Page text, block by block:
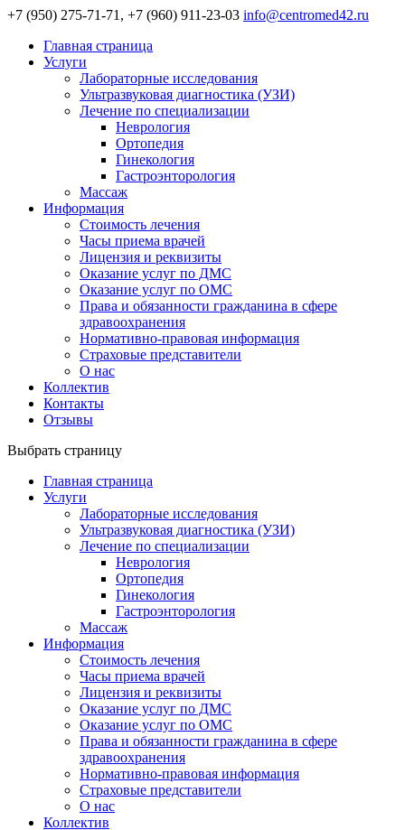
+7 (950) 275-71-71, +7 (960) 911-23-03 info@centromed42.ru
Главная страница
Услуги
Лабораторные исследования
Ультразвуковая диагностика (УЗИ)
Лечение по специализации
Неврология
Ортопедия
Гинекология
Гастроэнторология
Массаж
Информация
Стоимость лечения
Часы приема врачей
Лицензия и реквизиты
Оказание услуг по ДМС
Оказание услуг по ОМС
Права и обязанности гражданина в сфере
здравоохранения
Нормативно-правовая информация
Страховые представители
О нас
Коллектив
Контакты
Отзывы
Выбрать страницу
Главная страница
Услуги
Лабораторные исследования
Ультразвуковая диагностика (УЗИ)
Лечение по специализации
Неврология
Ортопедия
Гинекология
Гастроэнторология
Массаж
Информация
Стоимость лечения
Часы приема врачей
Лицензия и реквизиты
Оказание услуг по ДМС
Оказание услуг по ОМС
Права и обязанности гражданина в сфере
здравоохранения
Нормативно-правовая информация
Страховые представители
О нас
Коллектив